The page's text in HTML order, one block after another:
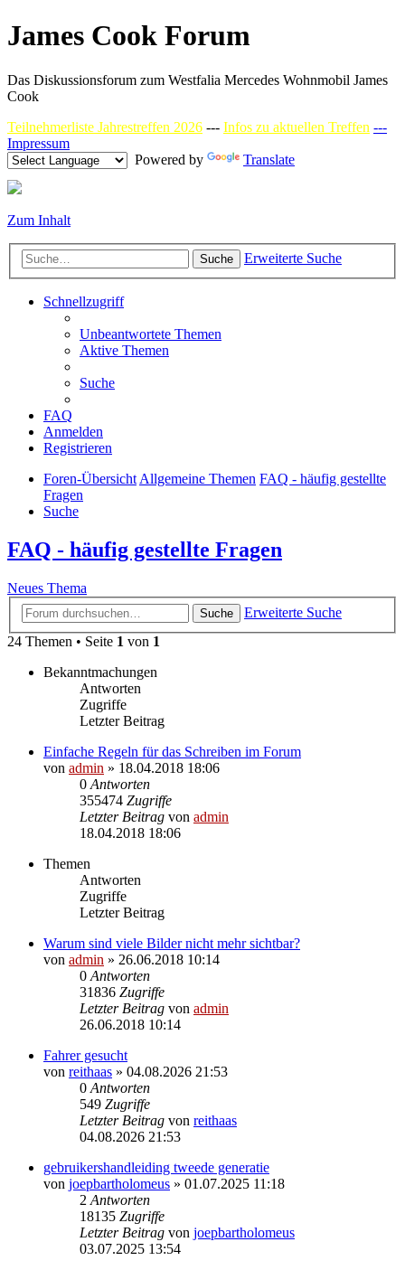
James Cook Forum
Das Diskussionsforum zum Westfalia Mercedes Wohnmobil James
Cook
Teilnehmerliste Jahrestreffen 2026 --- Infos zu aktuellen Treffen ---
Impressum
Powered by
Translate
Zum Inhalt
Suche Erweiterte Suche
Schnellzugriff
Unbeantwortete Themen
Aktive Themen
Suche
FAQ
Anmelden
Registrieren
Foren-ÜbersichtAllgemeine Themen FAQ - häufig gestellte
Fragen
Suche
FAQ - häufig gestellte Fragen
Neues Thema
Suche
Erweiterte Suche
24 Themen • Seite 1 von 1
Bekanntmachungen
Antworten
Zugriffe
Letzter Beitrag
Einfache Regeln für das Schreiben im Forum
von admin » 18.04.2018 18:06
0 Antworten
355474 Zugriffe
Letzter Beitrag von admin
18.04.2018 18:06
Themen
Antworten
Zugriffe
Letzter Beitrag
Warum sind viele Bilder nicht mehr sichtbar?
von admin » 26.06.2018 10:14
0 Antworten
31836 Zugriffe
Letzter Beitrag von admin
26.06.2018 10:14
Fahrer gesucht
von reithaas » 04.08.2026 21:53
0 Antworten
549 Zugriffe
Letzter Beitrag von reithaas
04.08.2026 21:53
gebruikershandleiding tweede generatie
von joepbartholomeus » 01.07.2025 11:18
2 Antworten
18135 Zugriffe
Letzter Beitrag von joepbartholomeus
03.07.2025 13:54